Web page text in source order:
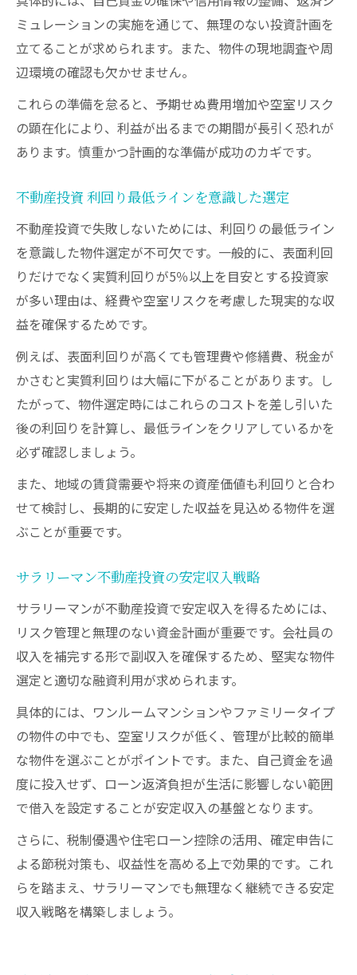
ミュレーションの実施を通じて、無理のない投資計画を
立てることが求められます。また、物件の現地調査や周
辺環境の確認も欠かせません。
これらの準備を怠ると、予期せぬ費用増加や空室リスク
の顕在化により、利益が出るまでの期間が長引く恐れが
あります。慎重かつ計画的な準備が成功のカギです。
不動産投資 利回り最低ラインを意識した選定
不動産投資で失敗しないためには、利回りの最低ライン
を意識した物件選定が不可欠です。一般的に、表面利回
りだけでなく実質利回りが5％以上を目安とする投資家
が多い理由は、経費や空室リスクを考慮した現実的な収
益を確保するためです。
例えば、表面利回りが高くても管理費や修繕費、税金が
かさむと実質利回りは大幅に下がることがあります。し
たがって、物件選定時にはこれらのコストを差し引いた
後の利回りを計算し、最低ラインをクリアしているかを
必ず確認しましょう。
また、地域の賃貸需要や将来の資産価値も利回りと合わ
せて検討し、長期的に安定した収益を見込める物件を選
ぶことが重要です。
サラリーマン不動産投資の安定収入戦略
サラリーマンが不動産投資で安定収入を得るためには、
リスク管理と無理のない資金計画が重要です。会社員の
収入を補完する形で副収入を確保するため、堅実な物件
選定と適切な融資利用が求められます。
具体的には、ワンルームマンションやファミリータイプ
の物件の中でも、空室リスクが低く、管理が比較的簡単
な物件を選ぶことがポイントです。また、自己資金を過
度に投入せず、ローン返済負担が生活に影響しない範囲
で借入を設定することが安定収入の基盤となります。
さらに、税制優遇や住宅ローン控除の活用、確定申告に
よる節税対策も、収益性を高める上で効果的です。これ
らを踏まえ、サラリーマンでも無理なく継続できる安定
収入戦略を構築しましょう。